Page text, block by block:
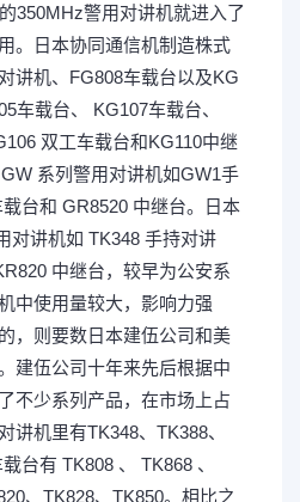
350MHz警用对讲机就进入了
。日本协同通信机制造株式
讲机、FG808车载台以及KG
车载台、 KG107车载台、
双工车载台和KG110中继
系列警用对讲机如GW1手
台和 GR8520 中继台。日本
对讲机如 TK348 手持对讲
中继台，较早为公安系
中使用量较大，影响力强
，则要数日本建伍公司和美
建伍公司十年来先后根据中
不少系列产品，在市场上占
讲机里有TK348、TK388、
台有 TK808 、 TK868 、
、TK828、TK850。相比之